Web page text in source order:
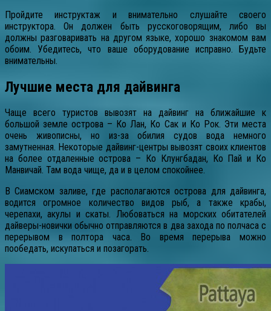
Пройдите инструктаж и внимательно слушайте своего
инструктора. Он должен быть русскоговорящим, либо вы
должны разговаривать на другом языке, хорошо знакомом вам
обоим. Убедитесь, что ваше оборудование исправно. Будьте
внимательны.
Лучшие места для дайвинга
Чаще всего туристов вывозят на дайвинг на ближайшие к
большой земле острова – Ко Лан, Ко Сак и Ко Рок. Эти места
очень живописны, но из-за обилия судов вода немного
замутненная. Некоторые дайвинг-центры вывозят своих клиентов
на более отдаленные острова – Ко Клунгбадан, Ко Пай и Ко
Манвичай. Там вода чище, да и в целом спокойнее.
В Сиамском заливе, где располагаются острова для дайвинга,
водится огромное количество видов рыб, а также крабы,
черепахи, акулы и скаты. Любоваться на морских обитателей
дайверы-новички обычно отправляются в два захода по полчаса с
перерывом в полтора часа. Во время перерыва можно
пообедать, искупаться и позагорать.